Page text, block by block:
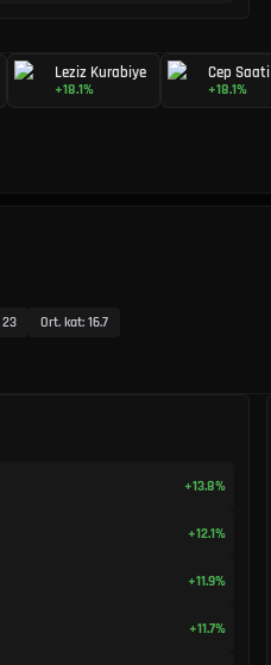
Leziz Kurabiye
+18.1%
Cep Saati
+18.1%
23 Ort. kat: 16.7
+13.8%
+12.1%
+11.9%
+11.7%